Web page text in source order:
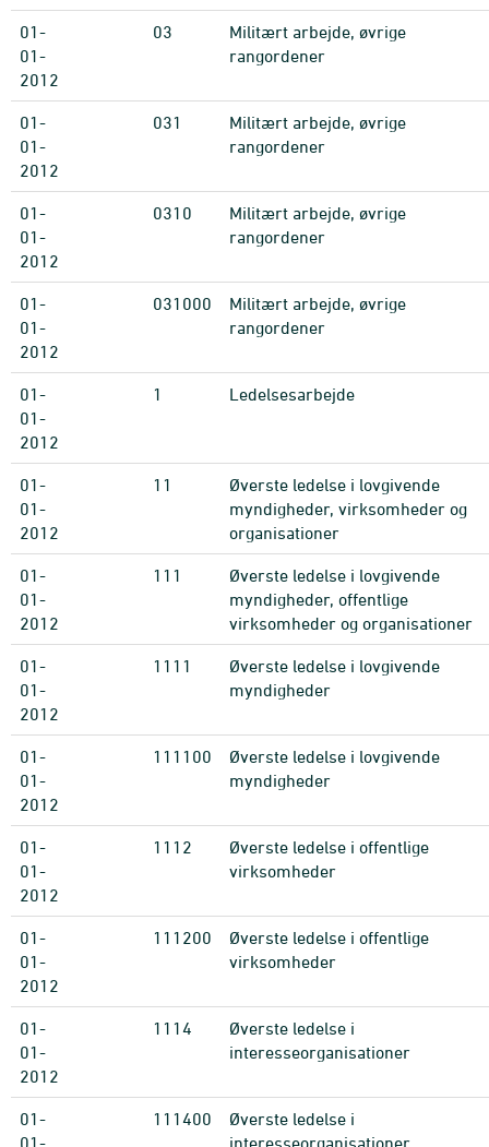
01-
01-
2012
03
Militært arbejde, øvrige
rangordener
01-
01-
2012
031
Militært arbejde, øvrige
rangordener
01-
01-
2012
0310
Militært arbejde, øvrige
rangordener
01-
01-
2012
031000
Militært arbejde, øvrige
rangordener
01-
01-
2012
1 Ledelsesarbejde
01-
01-
2012
11
Øverste ledelse i lovgivende
myndigheder, virksomheder og
organisationer
01-
01-
2012
111
Øverste ledelse i lovgivende
myndigheder, offentlige
virksomheder og organisationer
01-
01-
2012
1111
Øverste ledelse i lovgivende
myndigheder
01-
01-
2012
111100
Øverste ledelse i lovgivende
myndigheder
01-
01-
2012
1112
Øverste ledelse i offentlige
virksomheder
01-
01-
2012
111200
Øverste ledelse i offentlige
virksomheder
01-
01-
2012
1114
Øverste ledelse i
interesseorganisationer
01-
01-
111400
Øverste ledelse i
interesseorganisationer